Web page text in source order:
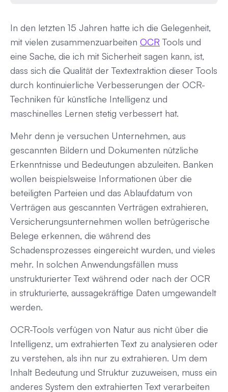
In den letzten 15 Jahren hatte ich die Gelegenheit,
mit vielen zusammenzuarbeiten OCR Tools und
eine Sache, die ich mit Sicherheit sagen kann, ist,
dass sich die Qualität der Textextraktion dieser Tools
durch kontinuierliche Verbesserungen der OCR-
Techniken für künstliche Intelligenz und
maschinelles Lernen stetig verbessert hat.
Mehr denn je versuchen Unternehmen, aus
gescannten Bildern und Dokumenten nützliche
Erkenntnisse und Bedeutungen abzuleiten. Banken
wollen beispielsweise Informationen über die
beteiligten Parteien und das Ablaufdatum von
Verträgen aus gescannten Verträgen extrahieren,
Versicherungsunternehmen wollen betrügerische
Belege erkennen, die während des
Schadensprozesses eingereicht wurden, und vieles
mehr. In solchen Anwendungsfällen muss
unstrukturierter Text während oder nach der OCR
in strukturierte, aussagekräftige Daten umgewandelt
werden.
OCR-Tools verfügen von Natur aus nicht über die
Intelligenz, um extrahierten Text zu analysieren oder
zu verstehen, als ihn nur zu extrahieren. Um dem
Inhalt Bedeutung und Struktur zuzuweisen, muss ein
anderes System den extrahierten Text verarbeiten